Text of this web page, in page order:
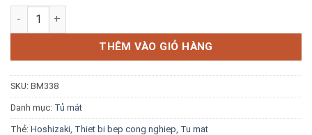
Blog kiến thức
Tủ mát 2 cánh kính Hoshizaki HR-76MA-SG số lượng
THÊM VÀO GIỎ HÀNG
SKU: BM338
Danh mục: Tủ mát
Thẻ: Hoshizaki Thiet bi bep cong nghiep Tu mat